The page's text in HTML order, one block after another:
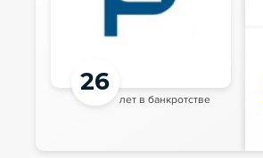
26
лет в банкротстве